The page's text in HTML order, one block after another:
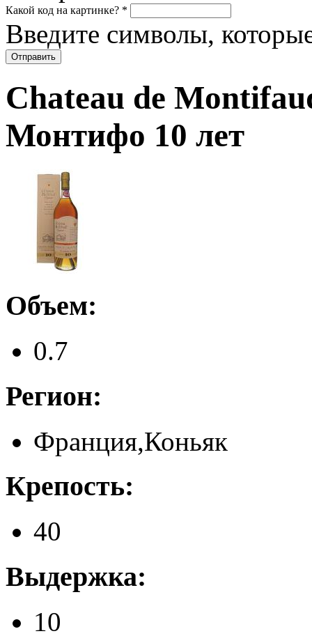
Какой код на картинке? *
Введите символы,
Chateau de
Монтифо 10 лет
Объем:
0.7
Регион:
Франция,Коньяк
Крепость:
40
Выдержка:
10